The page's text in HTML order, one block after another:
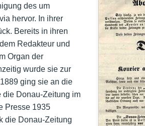
Häufige Fragen
Nutzungshinweise
des um
hervor. In ihrer
Bereits in ihren
Redakteur und
Organ der
wurde sie zur
ging sie an die
die Donau-Zeitung im
Presse 1935
die Donau-Zeitung